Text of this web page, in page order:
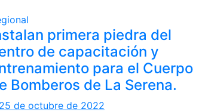
primera piedra del
de capacitación y
para el Cuerpo
Bomberos de La Serena.
25 de octubre de 2022